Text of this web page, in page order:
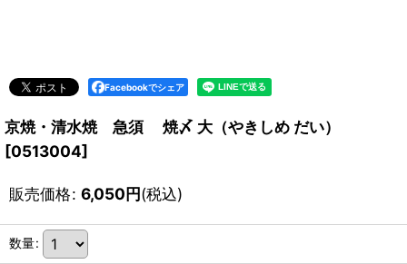
Facebookでシェア
京焼・清水焼 急須 焼〆 大（やきしめ だい）
[0513004]
販売価格: 6,050円(税込)
数量: